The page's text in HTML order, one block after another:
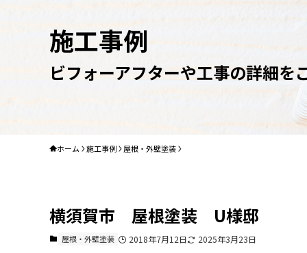
施工事例
ビフォーアフターや工事の詳細を
ホーム 施工事例 屋根・外壁塗装
横須賀市 屋根塗装 U様邸
屋根・外壁塗装 2018年7月12日 2025年3月23日